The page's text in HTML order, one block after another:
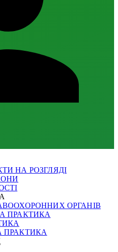
НА РОЗГЛЯДІ
ОРГАНІВ
ПРАКТИКА
ПРАКТИКА